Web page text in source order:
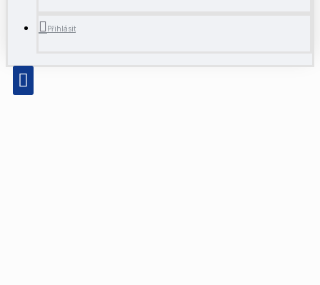
Přihlásit